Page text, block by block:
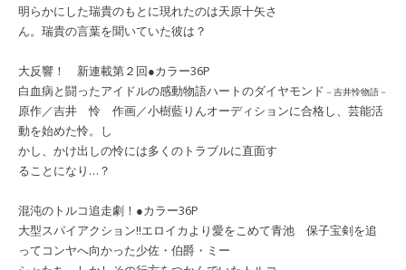
明らかにした瑞貴のもとに現れたのは天原十矢さ
ん。瑞貴の言葉を聞いていた彼は？
大反響！ 新連載第２回●カラー36P
白血病と闘ったアイドルの感動物語ハートのダイヤモンド －吉井怜物語－
原作／吉井 怜 作画／小樹藍りんオーディションに合格し、芸能活
動を始めた怜。し
かし、かけ出しの怜には多くのトラブルに直面す
ることになり…？
混沌のトルコ追走劇！●カラー36P
大型スパイアクション!!エロイカより愛をこめて青池 保子宝剣を追
ってコンヤへ向かった少佐・伯爵・ミー